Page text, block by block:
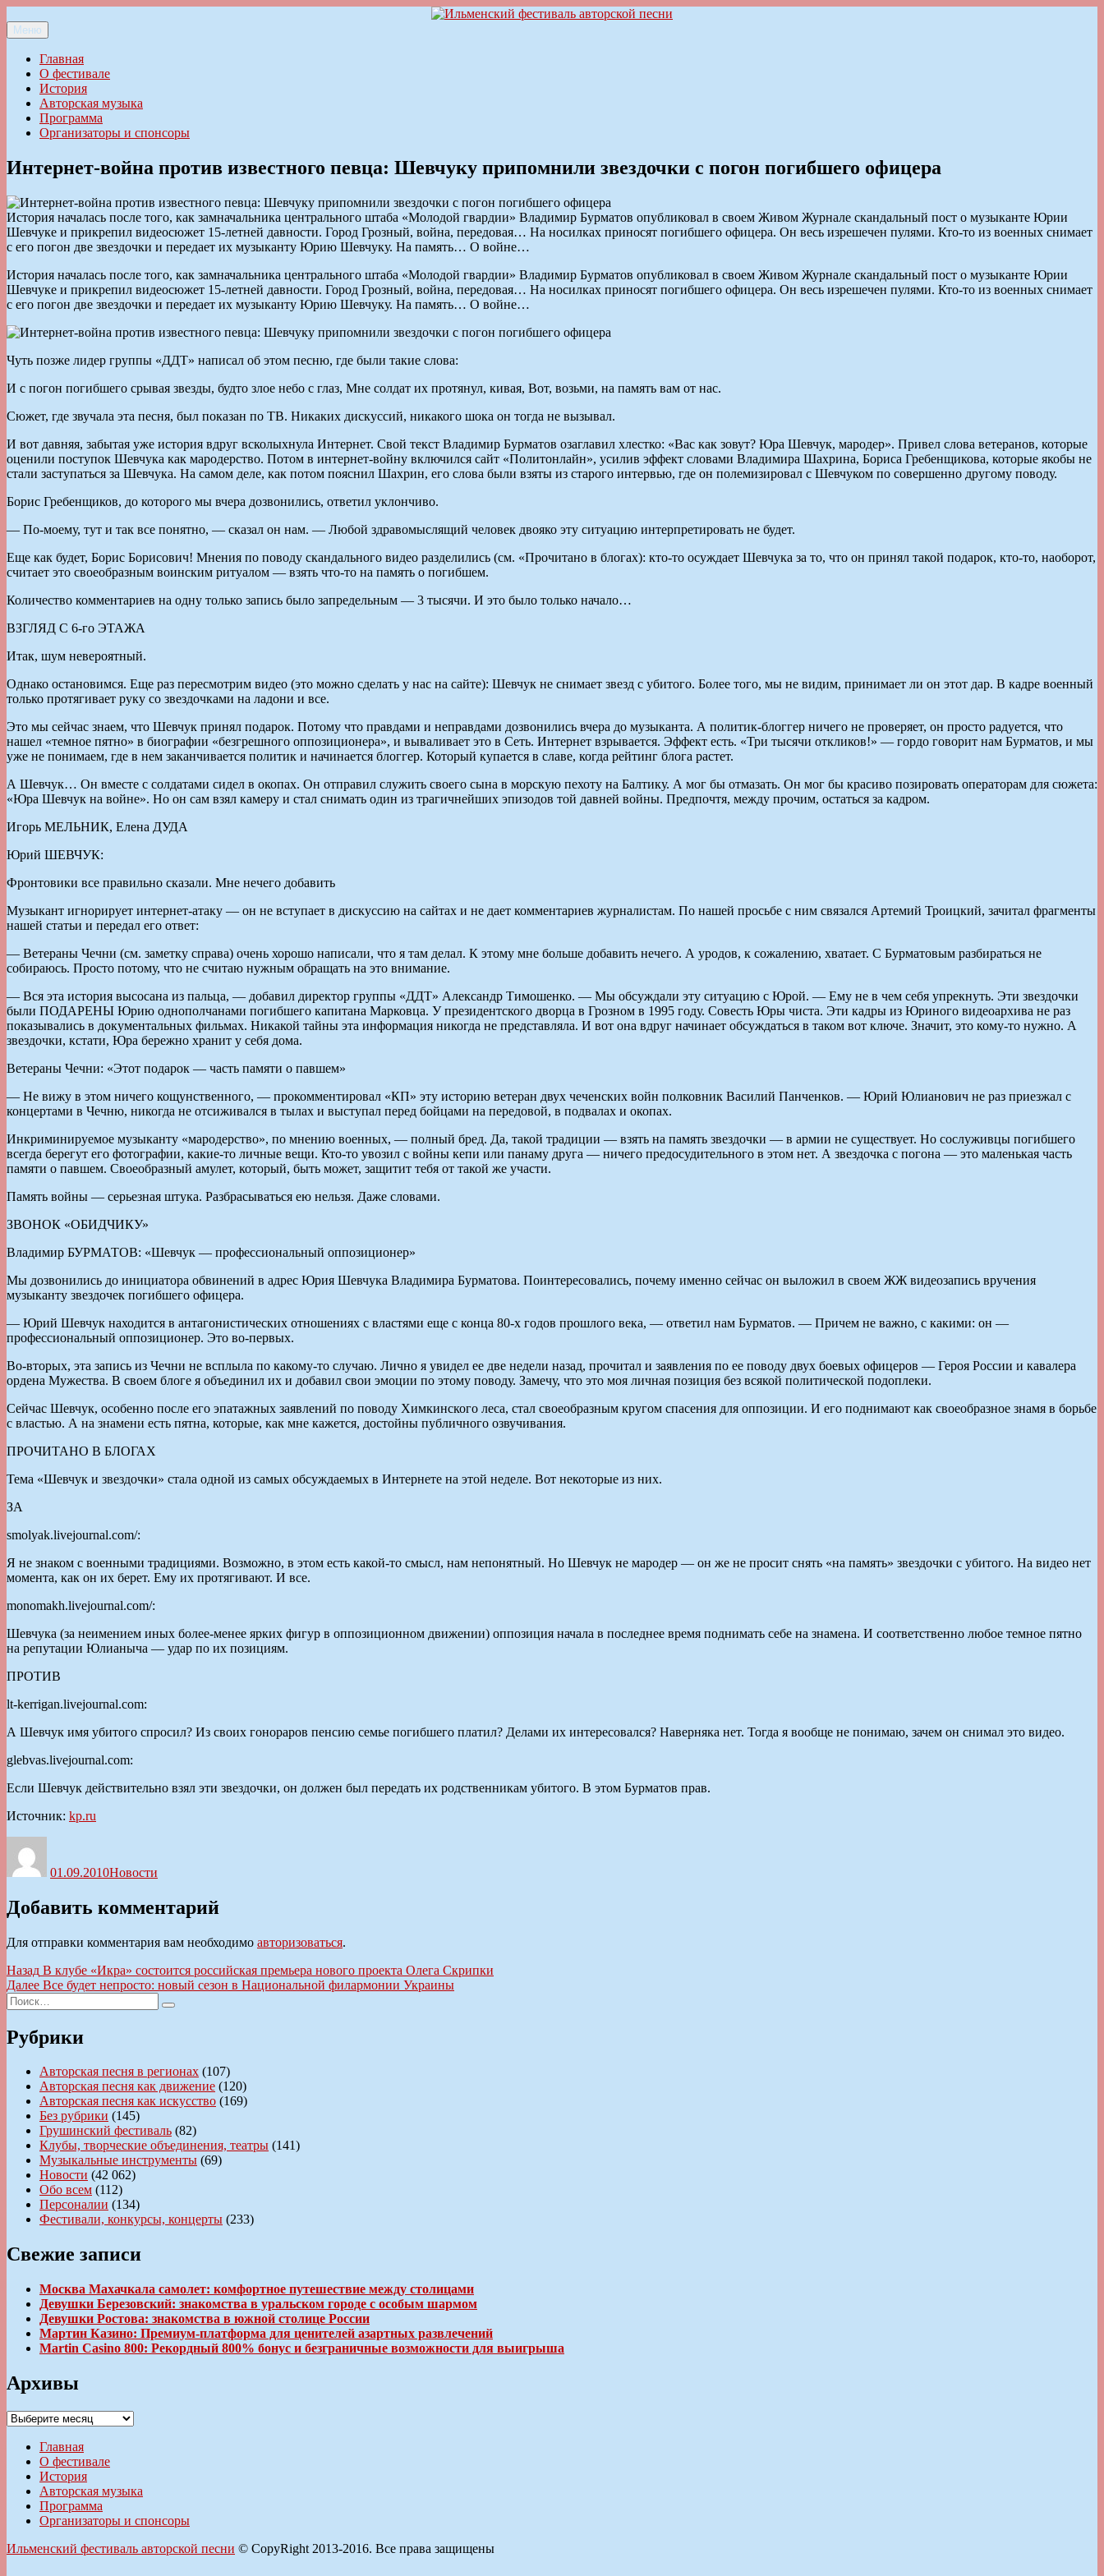
к
содержимому
Ильменский фестиваль авторской песни
Меню
Главная
О фестивале
История
Авторская музыка
Программа
Организаторы и спонсоры
Интернет-война против известного певца: Шевчуку припомнили звездочки с погон погибшего офицера
История началась после того, как замначальника центрального штаба «Молодой гвардии» Владимир Бурматов опубликовал в своем Живом Журнале скандальный пост о музыканте Юрии
Шевчуке и прикрепил видеосюжет 15-летней давности. Город Грозный, война, передовая… На носилках приносят погибшего офицера. Он весь изрешечен пулями. Кто-то из военных снимает
с его погон две звездочки и передает их музыканту Юрию Шевчуку. На память… О войне…
История началась после того, как замначальника центрального штаба «Молодой гвардии» Владимир Бурматов опубликовал в своем Живом Журнале скандальный пост о музыканте Юрии
Шевчуке и прикрепил видеосюжет 15-летней давности. Город Грозный, война, передовая… На носилках приносят погибшего офицера. Он весь изрешечен пулями. Кто-то из военных снимает
с его погон две звездочки и передает их музыканту Юрию Шевчуку. На память… О войне…
Чуть позже лидер группы «ДДТ» написал об этом песню, где были такие слова:
И с погон погибшего срывая звезды, будто злое небо с глаз, Мне солдат их протянул, кивая, Вот, возьми, на память вам от нас.
Сюжет, где звучала эта песня, был показан по ТВ. Никаких дискуссий, никакого шока он тогда не вызывал.
И вот давняя, забытая уже история вдруг всколыхнула Интернет. Свой текст Владимир Бурматов озаглавил хлестко: «Вас как зовут? Юра Шевчук, мародер». Привел слова ветеранов, которые
оценили поступок Шевчука как мародерство. Потом в интернет-войну включился сайт «Политонлайн», усилив эффект словами Владимира Шахрина, Бориса Гребенщикова, которые якобы не
стали заступаться за Шевчука. На самом деле, как потом пояснил Шахрин, его слова были взяты из старого интервью, где он полемизировал с Шевчуком по совершенно другому поводу.
Борис Гребенщиков, до которого мы вчера дозвонились, ответил уклончиво.
— По-моему, тут и так все понятно, — сказал он нам. — Любой здравомыслящий человек двояко эту ситуацию интерпретировать не будет.
Еще как будет, Борис Борисович! Мнения по поводу скандального видео разделились (см. «Прочитано в блогах): кто-то осуждает Шевчука за то, что он принял такой подарок, кто-то, наоборот,
считает это своеобразным воинским ритуалом — взять что-то на память о погибшем.
Количество комментариев на одну только запись было запредельным — 3 тысячи. И это было только начало…
ВЗГЛЯД С 6-го ЭТАЖА
Итак, шум невероятный.
Однако остановимся. Еще раз пересмотрим видео (это можно сделать у нас на сайте): Шевчук не снимает звезд с убитого. Более того, мы не видим, принимает ли он этот дар. В кадре военный
только протягивает руку со звездочками на ладони и все.
Это мы сейчас знаем, что Шевчук принял подарок. Потому что правдами и неправдами дозвонились вчера до музыканта. А политик-блоггер ничего не проверяет, он просто радуется, что
нашел «темное пятно» в биографии «безгрешного оппозиционера», и вываливает это в Сеть. Интернет взрывается. Эффект есть. «Три тысячи откликов!» — гордо говорит нам Бурматов, и мы
уже не понимаем, где в нем заканчивается политик и начинается блоггер. Который купается в славе, когда рейтинг блога растет.
А Шевчук… Он вместе с солдатами сидел в окопах. Он отправил служить своего сына в морскую пехоту на Балтику. А мог бы отмазать. Он мог бы красиво позировать операторам для сюжета:
«Юра Шевчук на войне». Но он сам взял камеру и стал снимать один из трагичнейших эпизодов той давней войны. Предпочтя, между прочим, остаться за кадром.
Игорь МЕЛЬНИК, Елена ДУДА
Юрий ШЕВЧУК:
Фронтовики все правильно сказали. Мне нечего добавить
Музыкант игнорирует интернет-атаку — он не вступает в дискуссию на сайтах и не дает комментариев журналистам. По нашей просьбе с ним связался Артемий Троицкий, зачитал фрагменты
нашей статьи и передал его ответ:
— Ветераны Чечни (см. заметку справа) очень хорошо написали, что я там делал. К этому мне больше добавить нечего. А уродов, к сожалению, хватает. С Бурматовым разбираться не
собираюсь. Просто потому, что не считаю нужным обращать на это внимание.
— Вся эта история высосана из пальца, — добавил директор группы «ДДТ» Александр Тимошенко. — Мы обсуждали эту ситуацию с Юрой. — Ему не в чем себя упрекнуть. Эти звездочки
были ПОДАРЕНЫ Юрию однополчанами погибшего капитана Марковца. У президентского дворца в Грозном в 1995 году. Совесть Юры чиста. Эти кадры из Юриного видеоархива не раз
показывались в документальных фильмах. Никакой тайны эта информация никогда не представляла. И вот она вдруг начинает обсуждаться в таком вот ключе. Значит, это кому-то нужно. А
звездочки, кстати, Юра бережно хранит у себя дома.
Ветераны Чечни: «Этот подарок — часть памяти о павшем»
— Не вижу в этом ничего кощунственного, — прокомментировал «КП» эту историю ветеран двух чеченских войн полковник Василий Панченков. — Юрий Юлианович не раз приезжал с
концертами в Чечню, никогда не отсиживался в тылах и выступал перед бойцами на передовой, в подвалах и окопах.
Инкриминируемое музыканту «мародерство», по мнению военных, — полный бред. Да, такой традиции — взять на память звездочки — в армии не существует. Но сослуживцы погибшего
всегда берегут его фотографии, какие-то личные вещи. Кто-то увозил с войны кепи или панаму друга — ничего предосудительного в этом нет. А звездочка с погона — это маленькая часть
памяти о павшем. Своеобразный амулет, который, быть может, защитит тебя от такой же участи.
Память войны — серьезная штука. Разбрасываться ею нельзя. Даже словами.
ЗВОНОК «ОБИДЧИКУ»
Владимир БУРМАТОВ: «Шевчук — профессиональный оппозиционер»
Мы дозвонились до инициатора обвинений в адрес Юрия Шевчука Владимира Бурматова. Поинтересовались, почему именно сейчас он выложил в своем ЖЖ видеозапись вручения
музыканту звездочек погибшего офицера.
— Юрий Шевчук находится в антагонистических отношениях с властями еще с конца 80-х годов прошлого века, — ответил нам Бурматов. — Причем не важно, с какими: он —
профессиональный оппозиционер. Это во-первых.
Во-вторых, эта запись из Чечни не всплыла по какому-то случаю. Лично я увидел ее две недели назад, прочитал и заявления по ее поводу двух боевых офицеров — Героя России и кавалера
ордена Мужества. В своем блоге я объединил их и добавил свои эмоции по этому поводу. Замечу, что это моя личная позиция без всякой политической подоплеки.
Сейчас Шевчук, особенно после его эпатажных заявлений по поводу Химкинского леса, стал своеобразным кругом спасения для оппозиции. И его поднимают как своеобразное знамя в борьбе
с властью. А на знамени есть пятна, которые, как мне кажется, достойны публичного озвучивания.
ПРОЧИТАНО В БЛОГАХ
Тема «Шевчук и звездочки» стала одной из самых обсуждаемых в Интернете на этой неделе. Вот некоторые из них.
ЗА
smolyak.livejournal.com/:
Я не знаком с военными традициями. Возможно, в этом есть какой-то смысл, нам непонятный. Но Шевчук не мародер — он же не просит снять «на память» звездочки с убитого. На видео нет
момента, как он их берет. Ему их протягивают. И все.
monomakh.livejournal.com/:
Шевчука (за неимением иных более-менее ярких фигур в оппозиционном движении) оппозиция начала в последнее время поднимать себе на знамена. И соответственно любое темное пятно
на репутации Юлианыча — удар по их позициям.
ПРОТИВ
lt-kerrigan.livejournal.com:
А Шевчук имя убитого спросил? Из своих гонораров пенсию семье погибшего платил? Делами их интересовался? Наверняка нет. Тогда я вообще не понимаю, зачем он снимал это видео.
glebvas.livejournal.com:
Если Шевчук действительно взял эти звездочки, он должен был передать их родственникам убитого. В этом Бурматов прав.
Источник: kp.ru
01.09.2010Новости
Добавить комментарий
Для отправки комментария вам необходимо авторизоваться.
Навигация
по
записям
Назад Предыдущая
запись:
В клубе «Икра» состоится российская премьера нового проекта Олега Скрипки
Далее Следующая
Все будет непросто: новый сезон в Национальной филармонии Украины
Искать:
Поиск
Рубрики
Авторская песня в регионах (107)
Авторская песня как движение (120)
Авторская песня как искусство (169)
Без рубрики (145)
Грушинский фестиваль (82)
Клубы, творческие объединения, театры (141)
Музыкальные инструменты (69)
Новости (42 062)
Обо всем (112)
Персоналии (134)
Фестивали, конкурсы, концерты (233)
Свежие записи
Москва Махачкала самолет: комфортное путешествие между столицами
Девушки Березовский: знакомства в уральском городе с особым шармом
Девушки Ростова: знакомства в южной столице России
Мартин Казино: Премиум-платформа для ценителей азартных развлечений
Martin Casino 800: Рекордный 800% бонус и безграничные возможности для выигрыша
Архивы
Архивы
Главная
О фестивале
История
Авторская музыка
Программа
Организаторы и спонсоры
Ильменский фестиваль авторской песни © CopyRight 2013-2016. Все права защищены